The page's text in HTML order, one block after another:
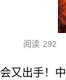
阅读 292
又出手！